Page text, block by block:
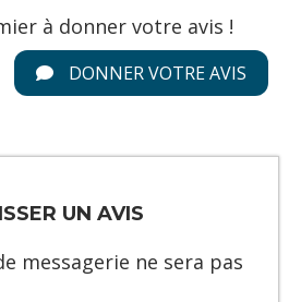
à donner votre avis !
DONNER VOTRE AVIS
UN AVIS
messagerie ne sera pas